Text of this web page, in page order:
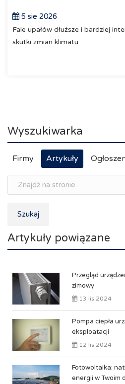
5 sie 2026
Fale upałów dłuższe i bardziej
skutki zmian klimatu
Wyszukiwarka
Firmy Artykuły
Szukaj
Artykuły powiązane
Przegląd
zimowy
13 lis 2024
Pompa ciepła
eksploatacji
12 lis 2024
Fotowoltaika:
energii w Twoim